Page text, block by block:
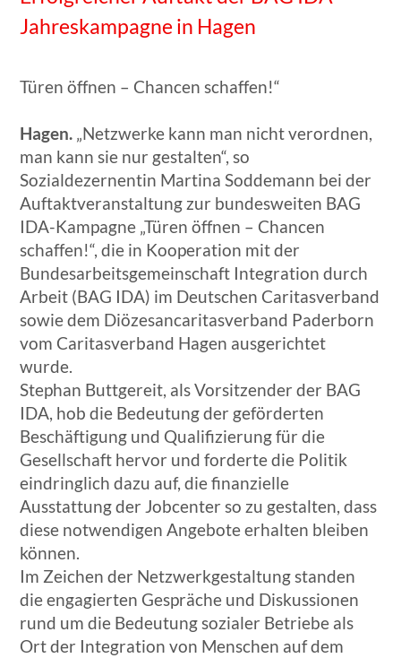
Jahreskampagne in Hagen
Türen öffnen – Chancen schaffen!“
Hagen. „Netzwerke kann man nicht verordnen,
man kann sie nur gestalten“, so
Sozialdezernentin Martina Soddemann bei der
Auftaktveranstaltung zur bundesweiten BAG
IDA-Kampagne „Türen öffnen – Chancen
schaffen!“, die in Kooperation mit der
Bundesarbeitsgemeinschaft Integration durch
Arbeit (BAG IDA) im Deutschen Caritasverband
sowie dem Diözesancaritasverband Paderborn
vom Caritasverband Hagen ausgerichtet
wurde.
Stephan Buttgereit, als Vorsitzender der BAG
IDA, hob die Bedeutung der geförderten
Beschäftigung und Qualifizierung für die
Gesellschaft hervor und forderte die Politik
eindringlich dazu auf, die finanzielle
Ausstattung der Jobcenter so zu gestalten, dass
diese notwendigen Angebote erhalten bleiben
können.
Im Zeichen der Netzwerkgestaltung standen
die engagierten Gespräche und Diskussionen
rund um die Bedeutung sozialer Betriebe als
Ort der Integration von Menschen auf dem